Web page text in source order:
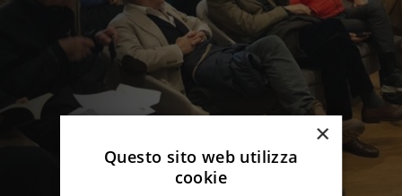
×
Questo sito web utilizza
cookie